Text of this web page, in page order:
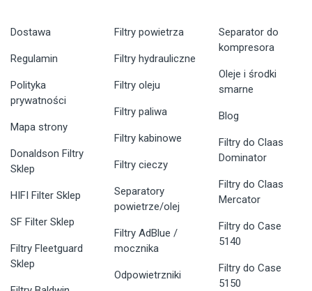
Dostawa
Regulamin
Polityka
prywatności
Mapa strony
Donaldson Filtry
Sklep
HIFI Filter Sklep
SF Filter Sklep
Filtry Fleetguard
Sklep
Filtry powietrza
Filtry hydrauliczne
Filtry oleju
Filtry paliwa
Filtry kabinowe
Filtry cieczy
Separatory
powietrze/olej
Filtry AdBlue /
mocznika
Odpowietrzniki
Separator do
kompresora
Oleje i środki
smarne
Blog
Filtry do Claas
Dominator
Filtry do Claas
Mercator
Filtry do Case
5140
Filtry do Case
5150